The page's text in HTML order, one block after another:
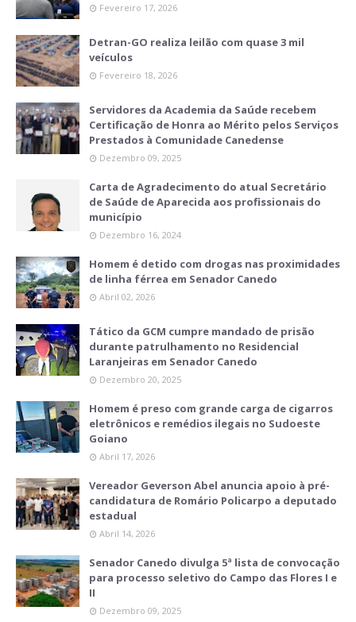
Fevereiro 17, 2026
Detran-GO realiza leilão com quase 3 mil
veículos
Fevereiro 18, 2026
Servidores da Academia da Saúde recebem
Certificação de Honra ao Mérito pelos Serviços
Prestados à Comunidade Canedense
Dezembro 09, 2025
Carta de Agradecimento do atual Secretário
de Saúde de Aparecida aos profissionais do
município
Dezembro 16, 2024
Homem é detido com drogas nas proximidades
de linha férrea em Senador Canedo
Abril 02, 2026
Tático da GCM cumpre mandado de prisão
durante patrulhamento no Residencial
Laranjeiras em Senador Canedo
Dezembro 20, 2025
Homem é preso com grande carga de cigarros
eletrônicos e remédios ilegais no Sudoeste
Goiano
Abril 17, 2026
Vereador Geverson Abel anuncia apoio à pré-
candidatura de Romário Policarpo a deputado
estadual
Abril 14, 2026
Senador Canedo divulga 5ª lista de convocação
para processo seletivo do Campo das Flores I e
II
Dezembro 09, 2025